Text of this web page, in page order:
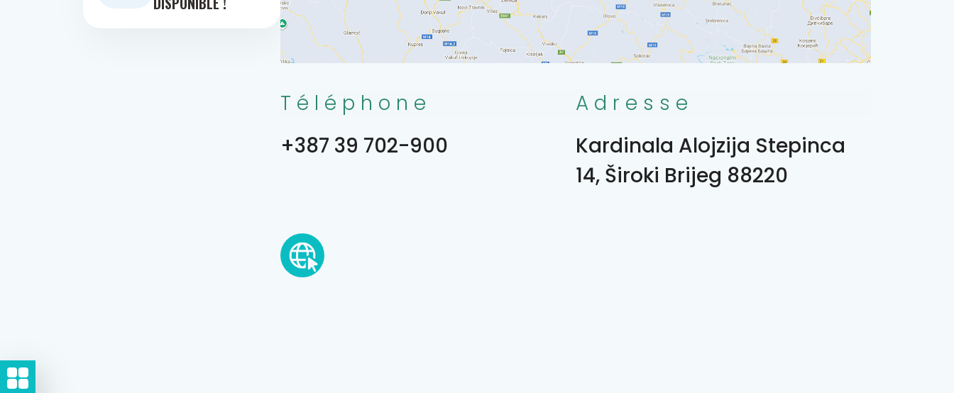
Téléphone
+387 39 702-900
Adresse
Kardinala Alojzija Stepinca
14, Široki Brijeg 88220